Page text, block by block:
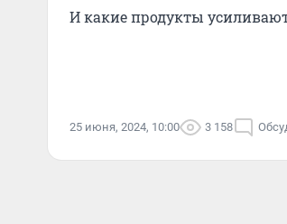
И какие продукты
25 июня, 2024, 10:00 3 158